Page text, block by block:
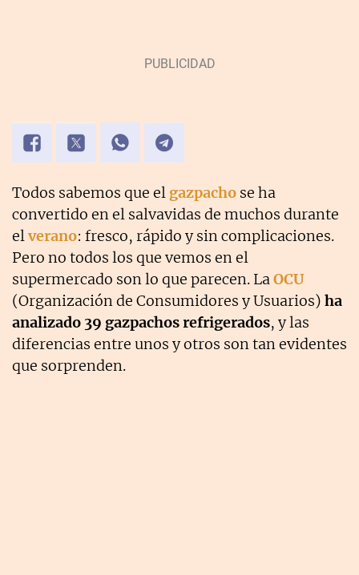
Todos sabemos que el gazpacho se ha
convertido en el salvavidas de muchos durante
elverano: fresco, rápido y sin complicaciones.
Pero no todos los que vemos en el
supermercado son lo que parecen. LaOCU
(Organización de Consumidores y Usuarios) ha
analizado 39 gazpachos refrigerados, y las
diferencias entre unos y otros son tan evidentes
que sorprenden.